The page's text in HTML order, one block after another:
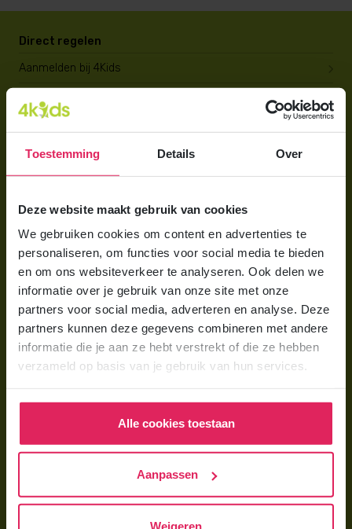
Toestemming Details Over
Deze website maakt gebruik van cookies
We gebruiken cookies om content en advertenties te
personaliseren, om functies voor social media te bieden
en om ons websiteverkeer te analyseren. Ook delen we
informatie over je gebruik van onze site met onze
partners voor social media, adverteren en analyse. Deze
partners kunnen deze gegevens combineren met andere
informatie die je aan ze hebt verstrekt of die ze hebben
verzameld op basis van je gebruik van hun services.
Alle cookies toestaan
Aanpassen
Weigeren
Direct regelen
Aanmelden bij 4Kids
Brochure aanvragen
Voor ouders
Wat kost een gastouder?
Hoe vind ik een gastouder?
Voor gastouders
Gastouder worden bij 4Kids
Hoe vind ik gastkinderen?
Wat verdient een gastouder?